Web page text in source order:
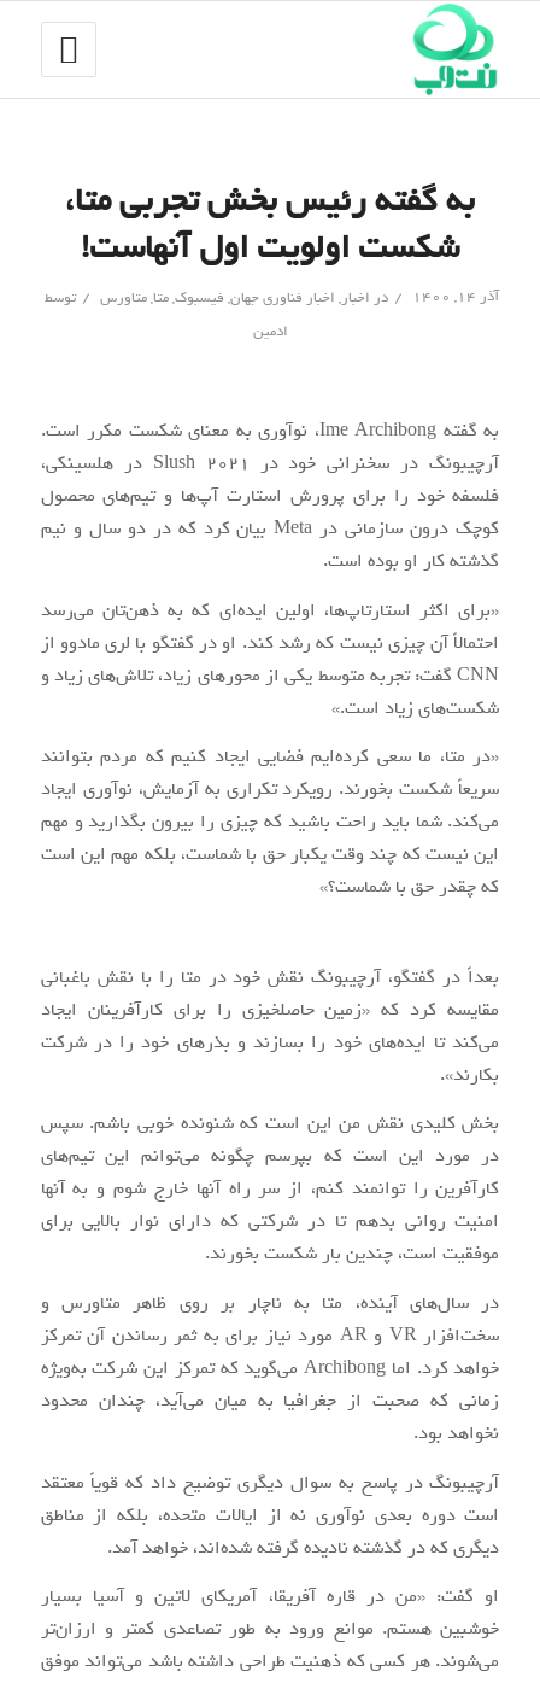
به گفته رئیس بخش تجربی متا،
شکست اولویت اول آنهاست!
آذر ۱۴, ۱۴۰۰ / در اخبار, اخبار فناوری جهان, فیسبوک,متا,متاورس / توسط
ادمین
به گفته Ime Archibong، نوآوری به معنای شکست مکرر است.
آرچیبونگ در سخنرانی خود در Slush 2021 در هلسینکی،
فلسفه خود را برای پرورش استارت آپ‌ها و تیم‌های محصول
کوچک درون سازمانی در Meta بیان کرد که در دو سال و نیم
گذشته کار او بوده است.
«برای اکثر استارتاپ‌ها، اولین ایده‌ای که به ذهن‌تان می‌رسد
احتمالاً آن چیزی نیست که رشد کند. او در گفتگو با لری مادوو از
CNN گفت: تجربه متوسط یکی از محورهای زیاد، تلاش‌های زیاد و
شکست‌های زیاد است.»
«در متا، ما سعی کرده‌ایم فضایی ایجاد کنیم که مردم بتوانند
سریعاً شکست بخورند. رویکرد تکراری به آزمایش، نوآوری ایجاد
می‌کند. شما باید راحت باشید که چیزی را بیرون بگذارید و مهم
این نیست که چند وقت یکبار حق با شماست، بلکه مهم این است
که چقدر حق با شماست؟»
بعداً در گفتگو، آرچیبونگ نقش خود در متا را با نقش باغبانی
مقایسه کرد که «زمین حاصلخیزی را برای کارآفرینان ایجاد
می‌کند تا ایده‌های خود را بسازند و بذرهای خود را در شرکت
بکارند».
بخش کلیدی نقش من این است که شنونده خوبی باشم. سپس
در مورد این است که بپرسم چگونه می‌توانم این تیم‌های
کارآفرین را توانمند کنم، از سر راه آنها خارج شوم و به آنها
امنیت روانی بدهم تا در شرکتی که دارای نوار بالایی برای
موفقیت است، چندین بار شکست بخورند.
در سال‌های آینده، متا به ناچار بر روی ظاهر متاورس و
سخت‌افزار VR و AR مورد نیاز برای به ثمر رساندن آن تمرکز
خواهد کرد. اما Archibong می‌گوید که تمرکز این شرکت به‌ویژه
زمانی که صحبت از جغرافیا به میان می‌آید، چندان محدود
نخواهد بود.
آرچیبونگ در پاسخ به سوال دیگری توضیح داد که قویاً معتقد
است دوره بعدی نوآوری نه از ایالات متحده، بلکه از مناطق
دیگری که در گذشته نادیده گرفته شده‌اند، خواهد آمد.
او گفت: «من در قاره آفریقا، آمریکای لاتین و آسیا بسیار
خوشبین هستم. موانع ورود به طور تصاعدی کمتر و ارزان‌تر
می‌شوند. هر کسی که ذهنیت طراحی داشته باشد می‌تواند موفق